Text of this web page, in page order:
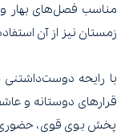
مناسب فصل‌های بهار و
زمستان نیز از آن
با رایحه دوست‌داشتنی
قرارهای دوستانه و
پخش بوی قوی،